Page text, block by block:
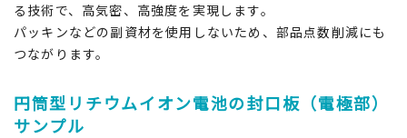
る技術で、高気密、高強度を実現します。
パッキンなどの副資材を使用しないため、部品点数削減にも
つながります。
円筒型リチウムイオン電池の封口板（電極部）
サンプル